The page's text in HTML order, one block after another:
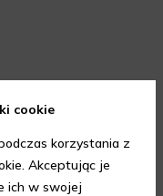
cookie
korzystania z
Akceptując je
ich w swojej